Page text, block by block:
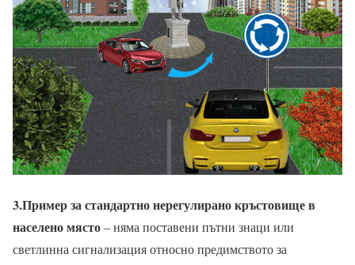
3.Пример за стандартно нерегулирано кръстовище в
населено място– няма поставени пътни знаци или
светлинна сигнализация относно предимството за